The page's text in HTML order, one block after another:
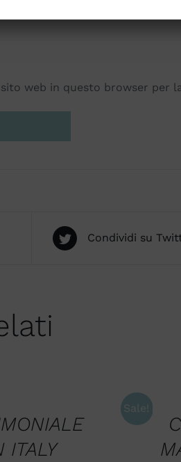
web in questo browser per
Condividi su
ITALY
Sale!
QUICK
VIEW